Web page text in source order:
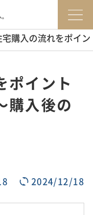
宅購入の流れをポイ
ポイント
購入後の
2024/12/18